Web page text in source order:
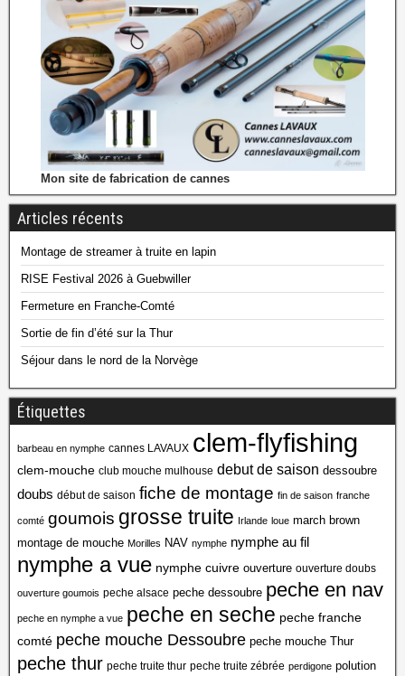
Mon site de fabrication de cannes
Articles récents
Montage de streamer à truite en lapin
RISE Festival 2026 à Guebwiller
Fermeture en Franche-Comté
Sortie de fin d’été sur la Thur
Séjour dans le nord de la Norvège
Étiquettes
barbeau en nymphe cannes LAVAUX clem-flyfishing
clem-mouche club mouche mulhouse debut de saison dessoubre
doubs début de saison fiche de montage fin de saison franche
comté goumois grosse truite Irlande loue march brown
montage de mouche Morilles NAV nymphe nymphe au fil
nymphe a vue nymphe cuivre ouverture ouverture doubs
ouverture goumois peche alsace peche dessoubre peche en nav
peche en nymphe a vue peche en seche peche franche
comté peche mouche Dessoubre peche mouche Thur
peche thur peche truite thur peche truite zébrée perdigone polution